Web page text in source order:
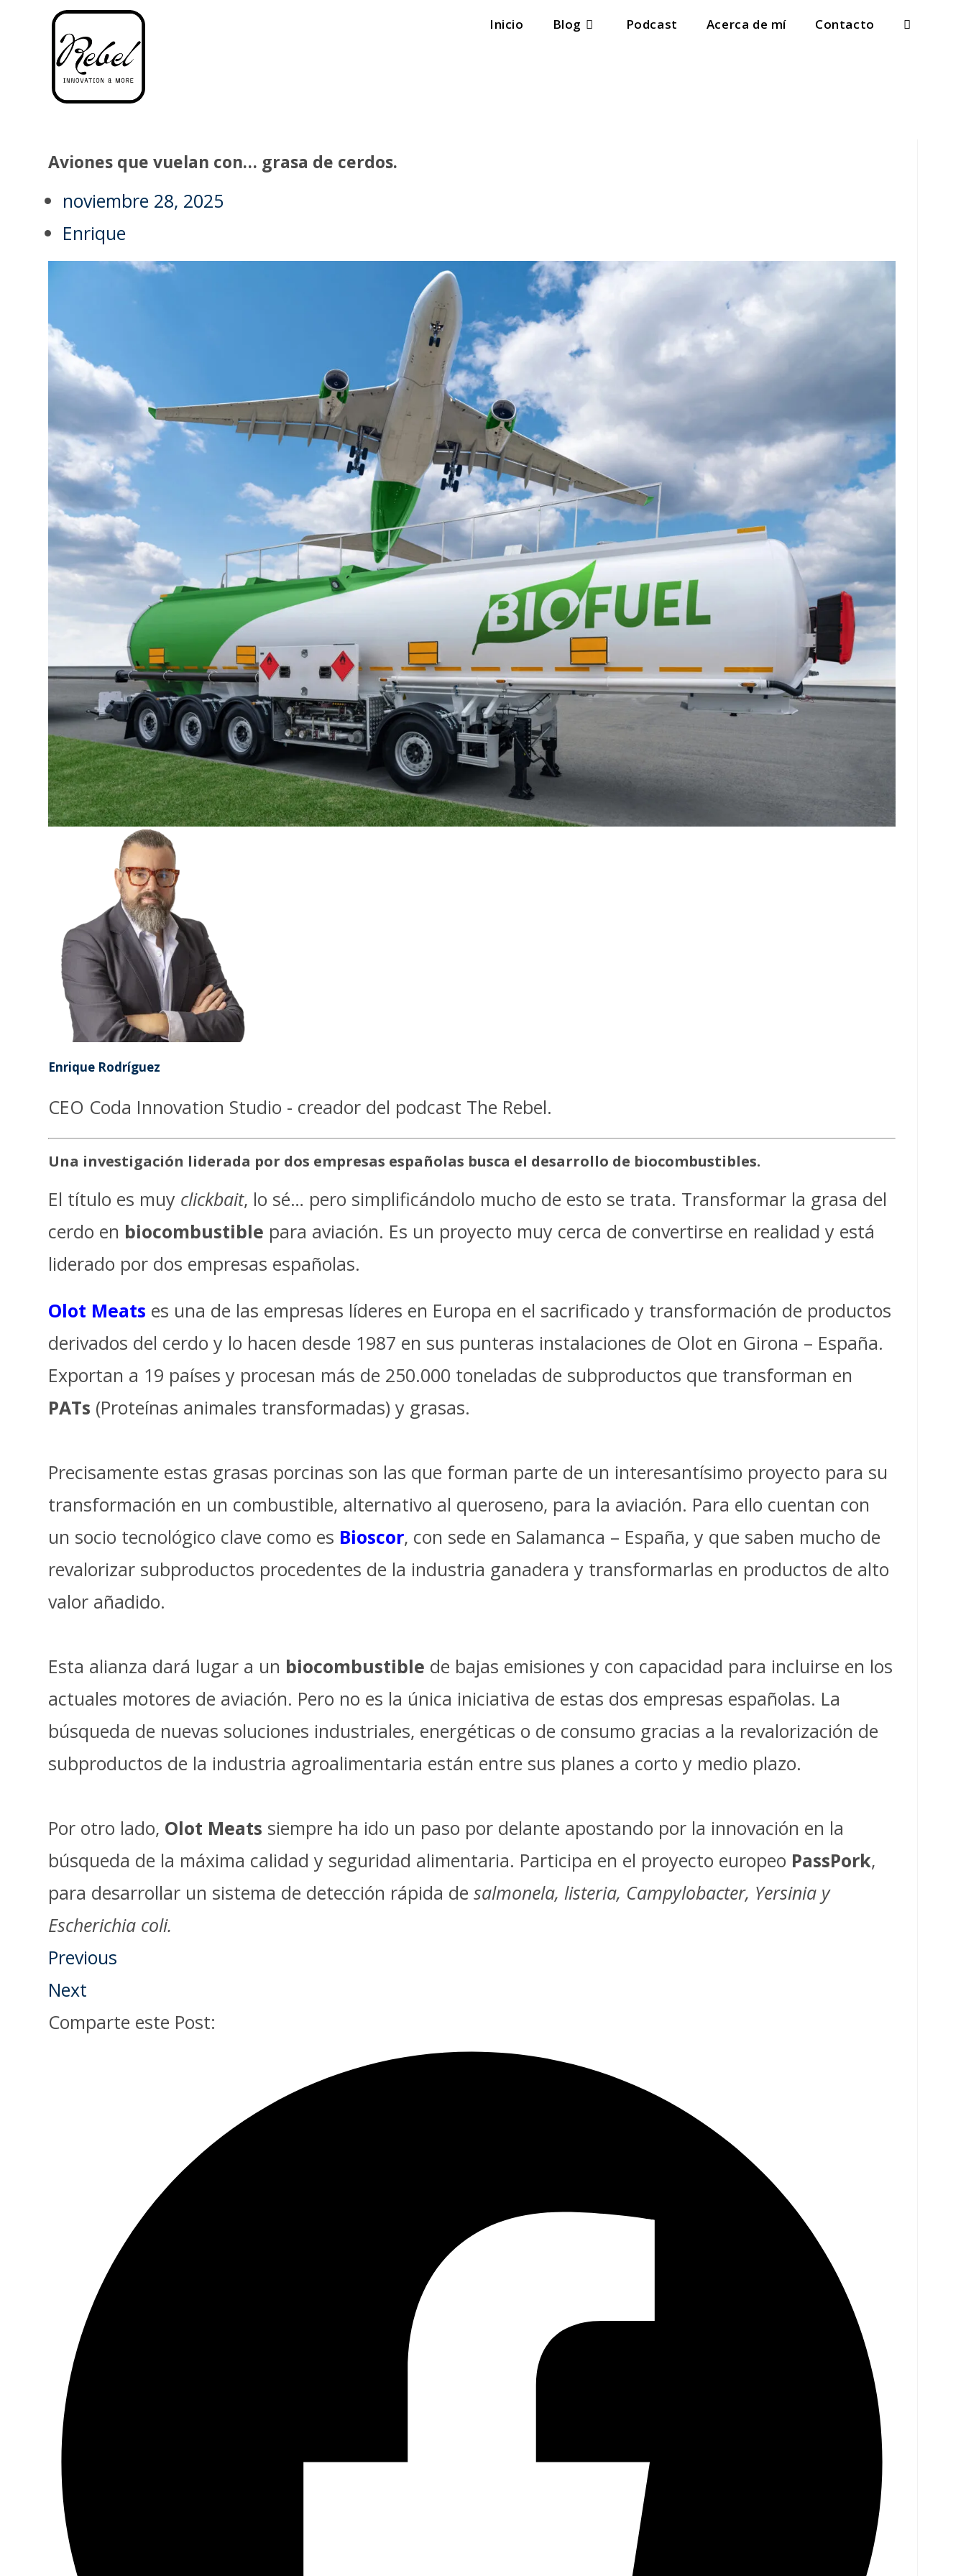
Inicio Blog Podcast Acerca de mí Contacto
Aviones que vuelan con… grasa de cerdos.
noviembre 28, 2025
Enrique
Enrique Rodríguez
CEO Coda Innovation Studio - creador del podcast The Rebel.
Una investigación liderada por dos empresas españolas busca el desarrollo de biocombustibles.
El título es muy clickbait, lo sé… pero simplificándolo mucho de esto se trata. Transformar la grasa del
cerdo en biocombustible para aviación. Es un proyecto muy cerca de convertirse en realidad y está
liderado por dos empresas españolas.
Olot Meats es una de las empresas líderes en Europa en el sacrificado y transformación de productos
derivados del cerdo y lo hacen desde 1987 en sus punteras instalaciones de Olot en Girona – España.
Exportan a 19 países y procesan más de 250.000 toneladas de subproductos que transforman en
PATs (Proteínas animales transformadas) y grasas.
Precisamente estas grasas porcinas son las que forman parte de un interesantísimo proyecto para su
transformación en un combustible, alternativo al queroseno, para la aviación. Para ello cuentan con
un socio tecnológico clave como es Bioscor, con sede en Salamanca – España, y que saben mucho de
revalorizar subproductos procedentes de la industria ganadera y transformarlas en productos de alto
valor añadido.
Esta alianza dará lugar a un biocombustible de bajas emisiones y con capacidad para incluirse en los
actuales motores de aviación. Pero no es la única iniciativa de estas dos empresas españolas. La
búsqueda de nuevas soluciones industriales, energéticas o de consumo gracias a la revalorización de
subproductos de la industria agroalimentaria están entre sus planes a corto y medio plazo.
Por otro lado, Olot Meats siempre ha ido un paso por delante apostando por la innovación en la
búsqueda de la máxima calidad y seguridad alimentaria. Participa en el proyecto europeo PassPork,
para desarrollar un sistema de detección rápida de salmonela, listeria, Campylobacter, Yersinia y
Escherichia coli.
Previous
Next
Comparte este Post: